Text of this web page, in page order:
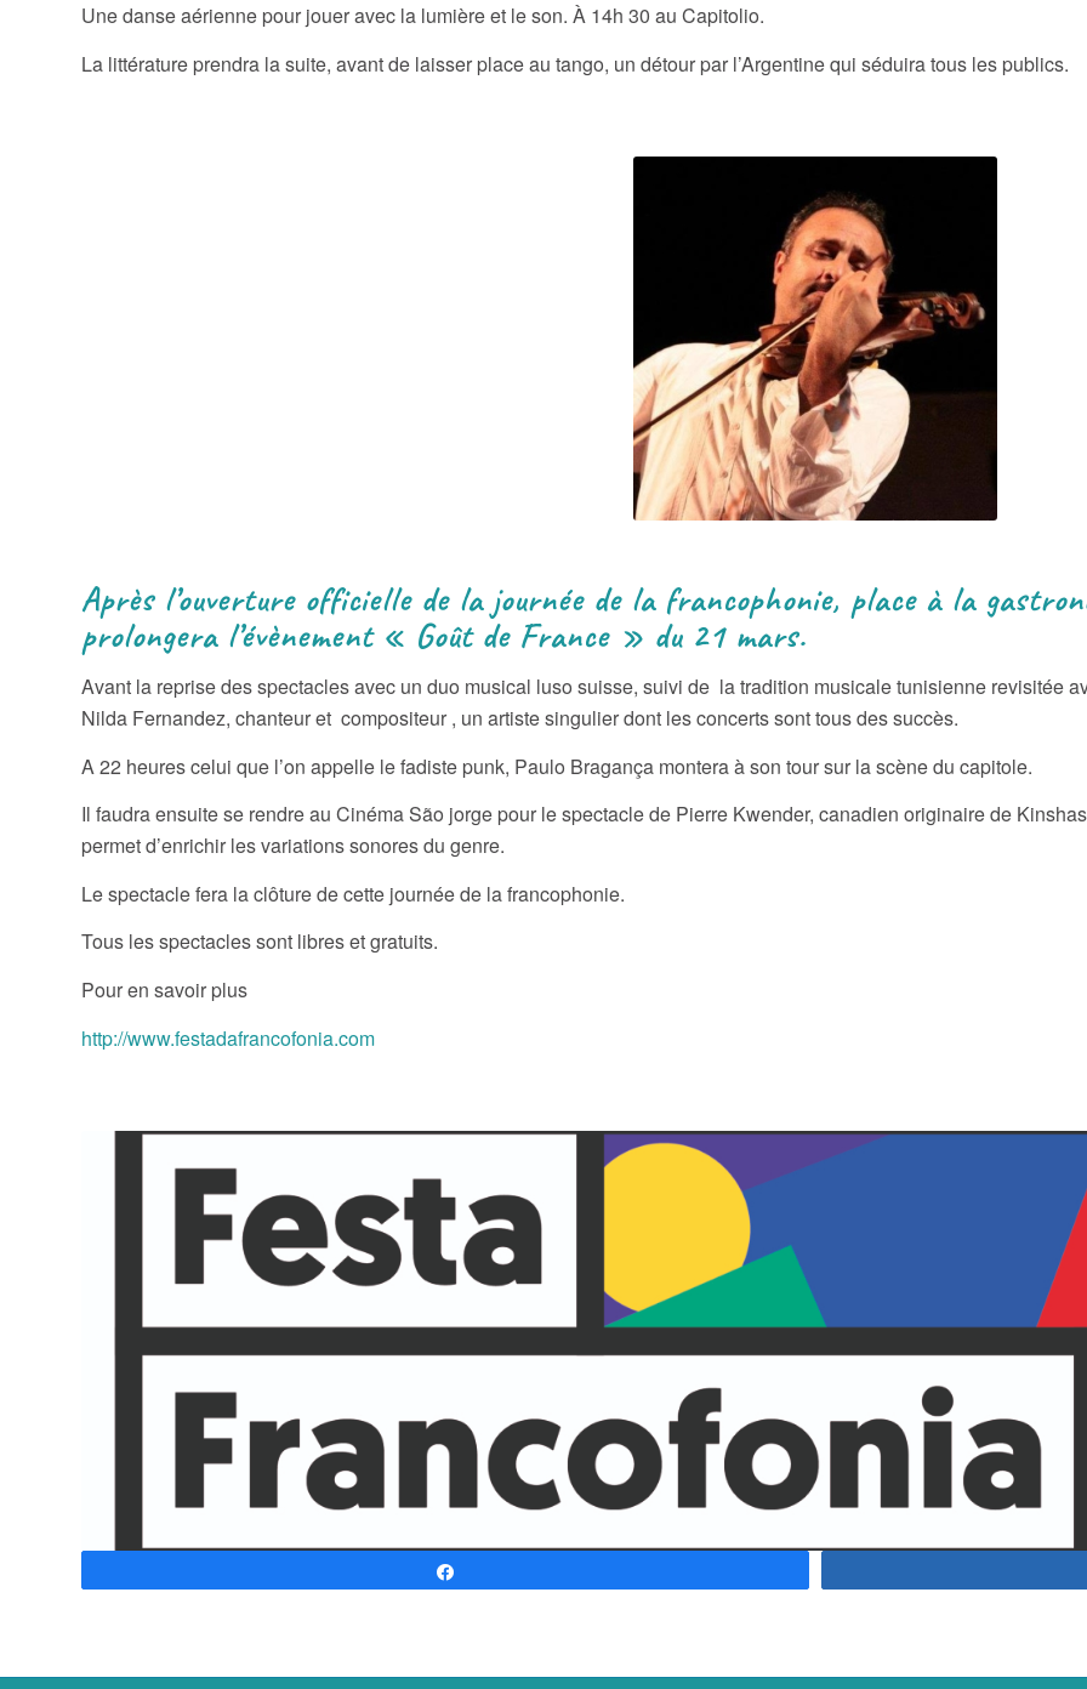
Une danse aérienne pour jouer avec la lumière et le son. À 14h 30 au Capitolio.
La littérature prendra la suite, avant de laisser place au tango, un détour par l’Argentine qui séduira tous les publics.
Après l’ouverture officielle de la journée de la francophonie, place à la
prolongera l’évènement « Goût de France » du 21 mars.
Avant la reprise des spectacles avec un duo musical luso suisse, suivi de la tradition musicale tunisienne revisitée
Nilda Fernandez, chanteur et compositeur , un artiste singulier dont les concerts sont tous des succès.
A 22 heures celui que l’on appelle le fadiste punk, Paulo Bragança montera à son tour sur la scène du capitole.
Il faudra ensuite se rendre au Cinéma São jorge pour le spectacle de Pierre Kwender, canadien originaire de
permet d’enrichir les variations sonores du genre.
Le spectacle fera la clôture de cette journée de la francophonie.
Tous les spectacles sont libres et gratuits.
Pour en savoir plus
http://www.festadafrancofonia.com